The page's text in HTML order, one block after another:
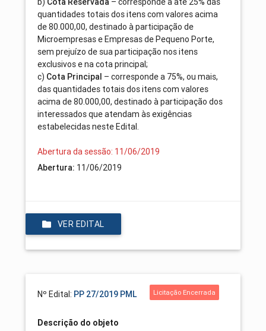
quantidades totais dos itens com valores acima
de 80.000,00, destinado à participação de
Microempresas e Empresas de Pequeno Porte,
sem prejuízo de sua participação nos itens
exclusivos e na cota principal;
c) Cota Principal – corresponde a 75%, ou mais,
das quantidades totais dos itens com valores
acima de 80.000,00, destinado à participação dos
interessados que atendam às exigências
estabelecidas neste Edital.
Abertura da sessão: 11/06/2019
Abertura: 11/06/2019
VER EDITAL
Nº Edital: PP 27/2019 PML Licitação Encerrada
Descrição do objeto